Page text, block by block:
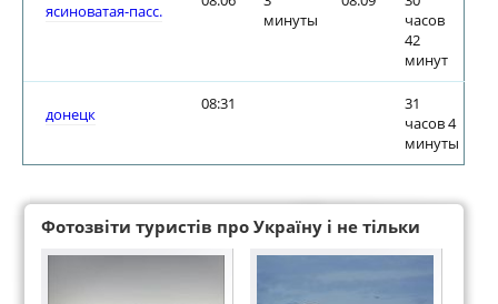
ясиноватая-пасс.
минуты
часов
42
минут
донецк
08:31
31
часов 4
минуты
Фотозвіти туристів про Україну і не тільки